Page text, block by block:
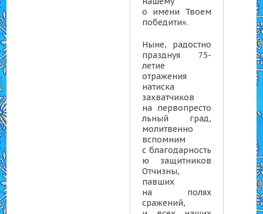
о имени Твоем
победити».
Ныне, радостно
празднуя 75-
летие
отражения
натиска
захватчиков
на первопресто
льный град,
молитвенно
вспомним
с благодарность
ю защитников
Отчизны,
павших
на полях
сражений,